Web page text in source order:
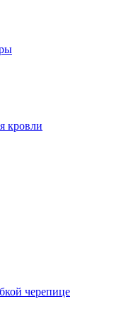
кровли
черепице